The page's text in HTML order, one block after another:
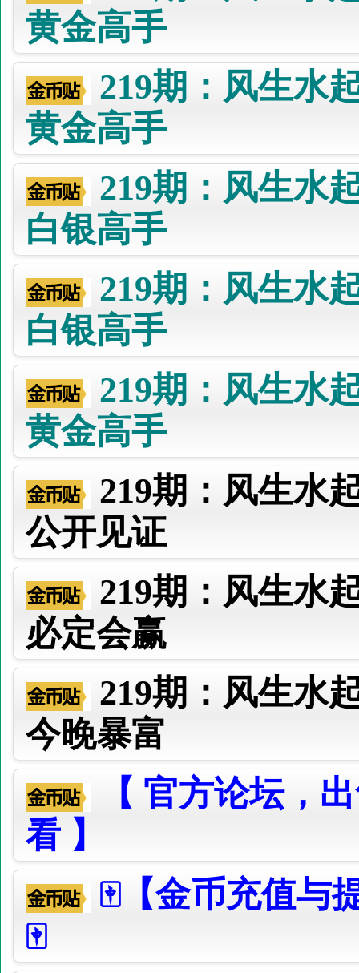
黄金高手
219期：风生水
黄金高手
219期：风生水
白银高手
219期：风生水
白银高手
219期：风生水
黄金高手
219期：风生水
公开见证
219期：风生水
必定会赢
219期：风生水
今晚暴富
【 官方论坛，
看 】
🀄【金币充值与
🀄